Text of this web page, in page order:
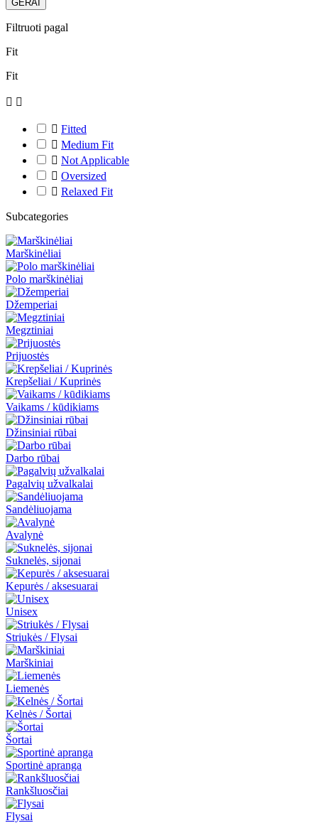
GERAI
Filtruoti pagal
Fit
Fit
 
 Fitted
 Medium Fit
 Not Applicable
 Oversized
 Relaxed Fit
Subcategories
Marškinėliai
Polo marškinėliai
Džemperiai
Megztiniai
Prijuostės
Krepšeliai / Kuprinės
Vaikams / kūdikiams
Džinsiniai rūbai
Darbo rūbai
Pagalvių užvalkalai
Sandėliuojama
Avalynė
Suknelės, sijonai
Kepurės / aksesuarai
Unisex
Striukės / Flysai
Marškiniai
Liemenės
Kelnės / Šortai
Šortai
Sportinė apranga
Rankšluosčiai
Flysai